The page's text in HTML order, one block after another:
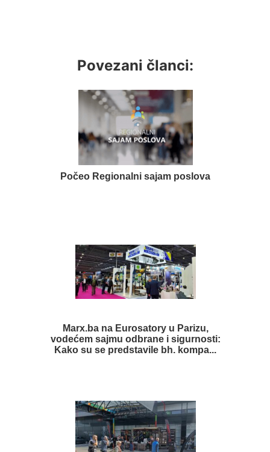
Povezani članci:
Počeo Regionalni sajam poslova
Marx.ba na Eurosatory u Parizu,
vodećem sajmu odbrane i sigurnosti:
Kako su se predstavile bh. kompa...